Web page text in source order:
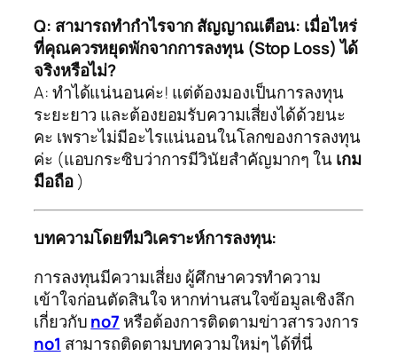
Q: สามารถทำกำไรจาก สัญญาณเตือน: เมื่อไหร่
ที่คุณควรหยุดพักจากการลงทุน (Stop Loss) ได้
จริงหรือไม่?
A: ทำได้แน่นอนค่ะ! แต่ต้องมองเป็นการลงทุน
ระยะยาว และต้องยอมรับความเสี่ยงได้ด้วยนะ
คะ เพราะไม่มีอะไรแน่นอนในโลกของการลงทุน
ค่ะ (แอบกระซิบว่าการมีวินัยสำคัญมากๆ ในเกม
มือถือ)
บทความโดยทีมวิเคราะห์การลงทุน:
การลงทุนมีความเสี่ยง ผู้ศึกษาควรทำความ
เข้าใจก่อนตัดสินใจ หากท่านสนใจข้อมูลเชิงลึก
เกี่ยวกับno7 หรือต้องการติดตามข่าวสารวงการ
no1 สามารถติดตามบทความใหม่ๆ ได้ที่นี่